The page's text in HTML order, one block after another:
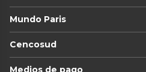
Mundo Paris
Cencosud
Medios de pago